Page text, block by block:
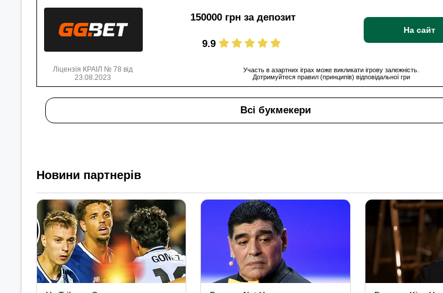
150000 грн за депозит
9.9
На сайт
Ліцензія КРАІЛ № 78 від
23.08.2023
Участь в азартних іграх може викликати ігрову залежність.
Дотримуйтеся правил (принципів) відповідальної гри
Всі букмекери